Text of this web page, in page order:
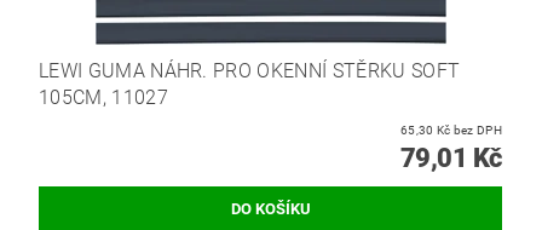
LEWI GUMA NÁHR. PRO OKENNÍ STĚRKU SOFT
105CM, 11027
65,30 Kč bez DPH
79,01 Kč